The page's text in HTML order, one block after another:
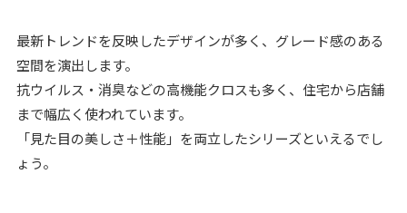
最新トレンドを反映したデザインが多く、グレード感のある
空間を演出します。
抗ウイルス・消臭などの高機能クロスも多く、住宅から店舗
まで幅広く使われています。
「見た目の美しさ＋性能」を両立したシリーズといえるでし
ょう。